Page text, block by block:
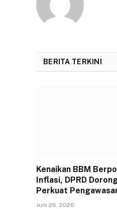
BERITA TERKINI
Kenaikan BBM
Inflasi, DPRD
Perkuat
Juni 26, 2026